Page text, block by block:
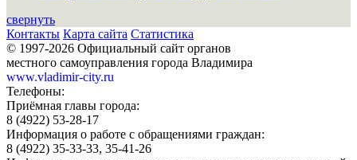
свернуть
Контакты Карта сайта Статистика
© 1997-2026 Официальный сайт органов
местного самоуправления города Владимира
www.vladimir-city.ru
Телефоны:
Приёмная главы города:
8 (4922) 53-28-17
Информация о работе с обращениями граждан:
8 (4922) 35-33-33, 35-41-26